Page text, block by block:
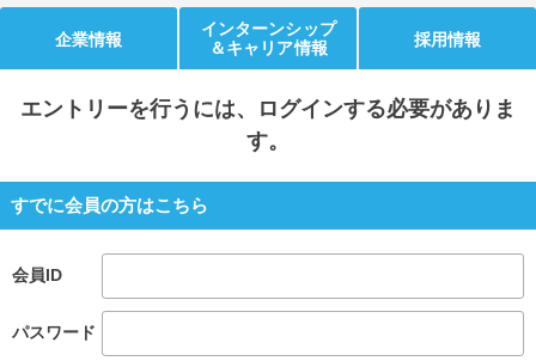
適職診断 就活チャンネル
企業情報
インターンシップ
＆キャリア情報
採用情報
エントリーを行うには、ログインする必要がありま
す。
すでに会員の方はこちら
会員ID
パスワード